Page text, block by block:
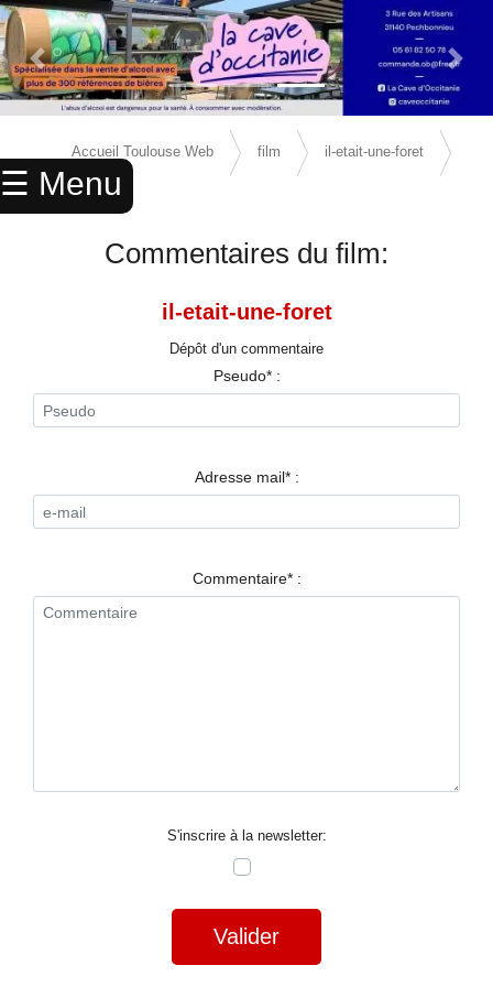
☰ Menu
× ACCUEIL
ANNUAIRE
SPORTS
RESTAURANTS
NUIT
Previous Slide Next
Accueil Toulouse Web film il-etait-une-foret
avis
Commentaires du film:
il-etait-une-foret
Dépôt d'un commentaire
Pseudo* :
Adresse mail* :
Commentaire* :
S'inscrire à la newsletter:
Valider